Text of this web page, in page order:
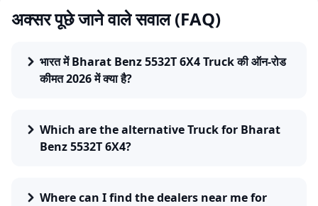
अक्सर पूछे जाने वाले सवाल (FAQ)
भारत में Bharat Benz 5532T 6X4 Truck की ऑन-रोड
कीमत 2026 में क्या है?
Which are the alternative Truck for Bharat
Benz 5532T 6X4?
Where can I find the dealers near me for